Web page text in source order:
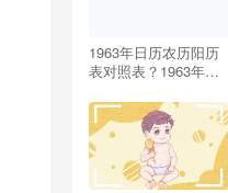
1963年日历农历阳历
表对照表？1963年日